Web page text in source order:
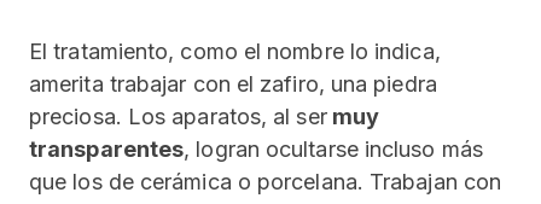
El tratamiento, como el nombre lo indica,
amerita trabajar con el zafiro, una piedra
preciosa. Los aparatos, al sermuy
transparentes, logran ocultarse incluso más
que los de cerámica o porcelana. Trabajan con